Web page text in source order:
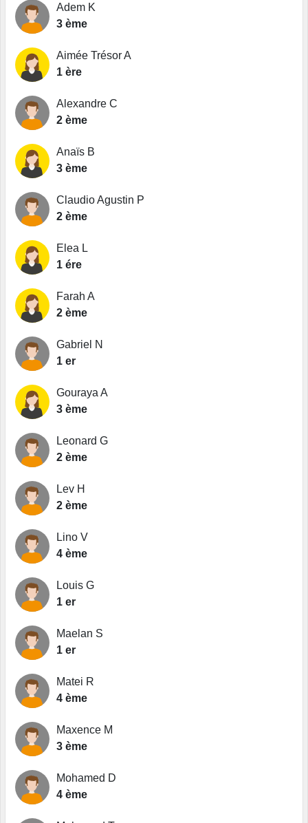
Adem K
3 ème
Aimée Trésor A
1 ère
Alexandre C
2 ème
Anaïs B
3 ème
Claudio Agustin P
2 ème
Elea L
1 ére
Farah A
2 ème
Gabriel N
1 er
Gouraya A
3 ème
Leonard G
2 ème
Lev H
2 ème
Lino V
4 ème
Louis G
1 er
Maelan S
1 er
Matei R
4 ème
Maxence M
3 ème
Mohamed D
4 ème